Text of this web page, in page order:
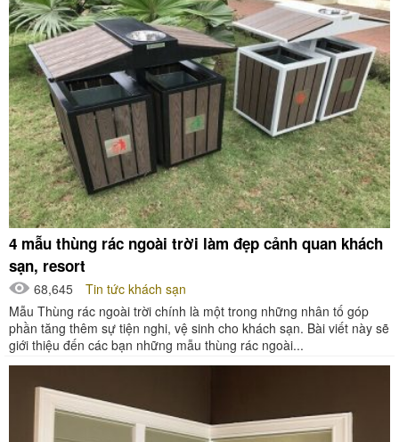
4 mẫu thùng rác ngoài trời làm đẹp cảnh quan khách
sạn, resort
68,645
Tin tức khách sạn
Mẫu Thùng rác ngoài trời chính là một trong những nhân tố góp
phần tăng thêm sự tiện nghi, vệ sinh cho khách sạn. Bài viết này sẽ
giới thiệu đến các bạn những mẫu thùng rác ngoài...